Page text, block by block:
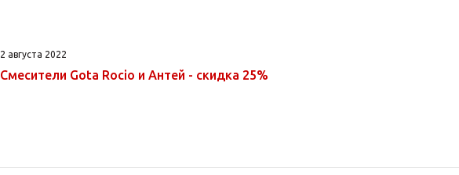
2 августа 2022
Смесители Gota Rocio и Антей - скидка 25%